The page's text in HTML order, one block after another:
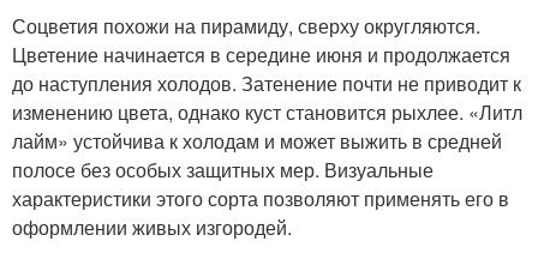
Соцветия похожи на пирамиду, сверху округляются.
Цветение начинается в середине июня и продолжается
до наступления холодов. Затенение почти не приводит к
изменению цвета, однако куст становится рыхлее. «Литл
лайм» устойчива к холодам и может выжить в средней
полосе без особых защитных мер. Визуальные
характеристики этого сорта позволяют применять его в
оформлении живых изгородей.